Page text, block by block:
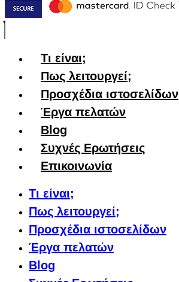
Τι είναι;
Πως λειτουργεί;
Προσχέδια ιστοσελίδων
Έργα πελατών
Blog
Συχνές Ερωτήσεις
Επικοινωνία
Τι είναι;
Πως λειτουργεί;
Προσχέδια ιστοσελίδων
Έργα πελατών
Blog